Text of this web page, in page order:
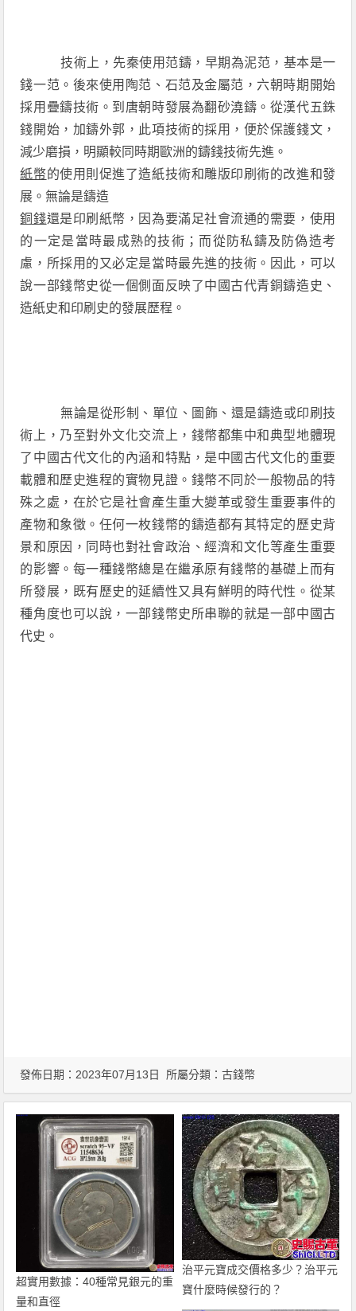
技術上，先秦使用范鑄，早期為泥范，基本是一
錢一范。後來使用陶范、石范及金屬范，六朝時期開始
採用疊鑄技術。到唐朝時發展為翻砂澆鑄。從漢代五銖
錢開始，加鑄外郭，此項技術的採用，便於保護錢文，
減少磨損，明顯較同時期歐洲的鑄錢技術先進。
紙幣的使用則促進了造紙技術和雕版印刷術的改進和發
展。無論是鑄造
銅錢還是印刷紙幣，因為要滿足社會流通的需要，使用
的一定是當時最成熟的技術；而從防私鑄及防偽造考
慮，所採用的又必定是當時最先進的技術。因此，可以
說一部錢幣史從一個側面反映了中國古代青銅鑄造史、
造紙史和印刷史的發展歷程。
無論是從形制、單位、圖飾、還是鑄造或印刷技
術上，乃至對外文化交流上，錢幣都集中和典型地體現
了中國古代文化的內涵和特點，是中國古代文化的重要
載體和歷史進程的實物見證。錢幣不同於一般物品的特
殊之處，在於它是社會產生重大變革或發生重要事件的
產物和象徵。任何一枚錢幣的鑄造都有其特定的歷史背
景和原因，同時也對社會政治、經濟和文化等產生重要
的影響。每一種錢幣總是在繼承原有錢幣的基礎上而有
所發展，既有歷史的延續性又具有鮮明的時代性。從某
種角度也可以說，一部錢幣史所串聯的就是一部中國古
代史。
發佈日期：2023年07月13日 所屬分類：古錢幣
超實用數據：40種常見銀元的重
量和直徑
治平元寶成交價格多少？治平元
寶什麼時候發行的？